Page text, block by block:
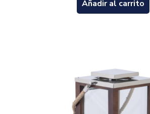
Añadir al carrito